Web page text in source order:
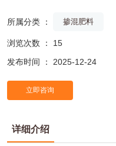
所属分类 ： 掺混肥料
浏览次数 ： 15
发布时间 ： 2025-12-24
立即咨询
详细介绍